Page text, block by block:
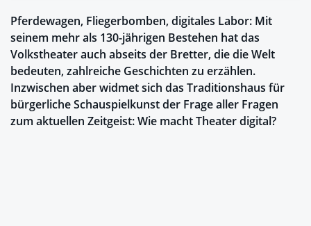
Pferdewagen, Fliegerbomben, digitales Labor: Mit
seinem mehr als 130-jährigen Bestehen hat das
Volkstheater auch abseits der Bretter, die die Welt
bedeuten, zahlreiche Geschichten zu erzählen.
Inzwischen aber widmet sich das Traditionshaus für
bürgerliche Schauspielkunst der Frage aller Fragen
zum aktuellen Zeitgeist: Wie macht Theater digital?